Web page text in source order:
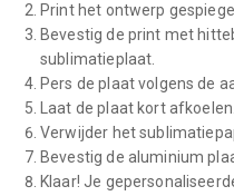
Print het ontwerp
Bevestig de print met
sublimatieplaat.
Pers de plaat volgens de
Laat de plaat kort afkoelen.
Verwijder het
Bevestig de aluminium
Klaar! Je